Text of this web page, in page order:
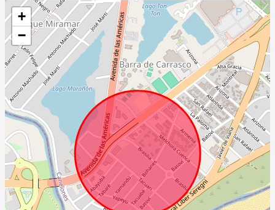
+
−